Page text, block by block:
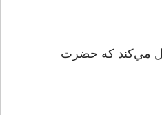
مي‌کند که حضرت